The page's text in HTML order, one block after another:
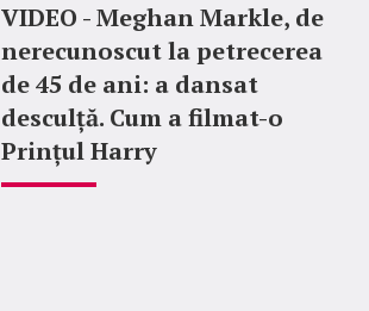
VIDEO - Meghan Markle, de
nerecunoscut la petrecerea
de 45 de ani: a dansat
desculță. Cum a filmat-o
Prințul Harry